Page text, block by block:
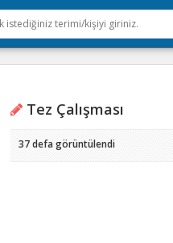
Tez Çalışması
37 defa görüntülendi